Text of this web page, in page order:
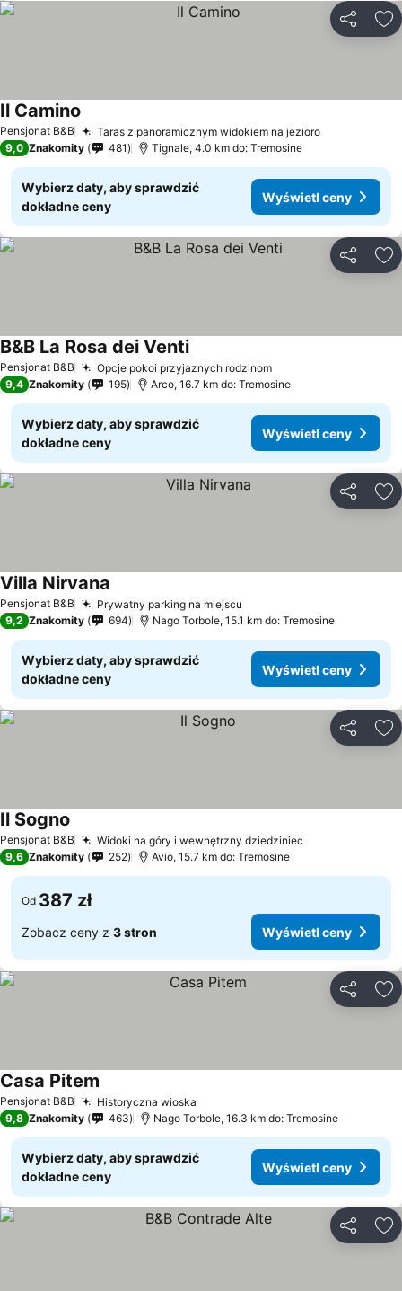
Pensjonat B&B Taras z panoramicznym widokiem na jezioro
Il Camino
9,0 Znakomity 481 Tignale, 4.0 km do: Tremosine
Wybierz daty, aby sprawdzić
dokładne ceny
Wyświetl ceny
Pensjonat B&B Opcje pokoi przyjaznych rodzinom
B&B La Rosa dei Venti
9,4 Znakomity 195 Arco, 16.7 km do: Tremosine
Wybierz daty, aby sprawdzić
dokładne ceny
Wyświetl ceny
Pensjonat B&B Prywatny parking na miejscu
Villa Nirvana
9,2 Znakomity 694 Nago Torbole, 15.1 km do: Tremosine
Wybierz daty, aby sprawdzić
dokładne ceny
Wyświetl ceny
Pensjonat B&B Widoki na góry i wewnętrzny dziedziniec
Il Sogno
9,6 Znakomity 252 Avio, 15.7 km do: Tremosine
Od 387 zł
Zobacz ceny z 3 stron Wyświetl ceny
Pensjonat B&B Historyczna wioska
Casa Pitem
9,8 Znakomity 463 Nago Torbole, 16.3 km do: Tremosine
Wybierz daty, aby sprawdzić
dokładne ceny
Wyświetl ceny